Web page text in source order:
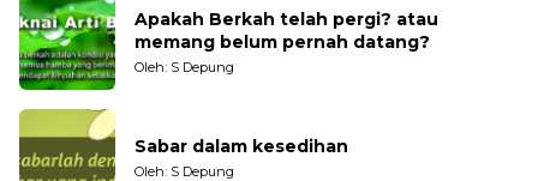
Apakah Berkah telah pergi? atau
memang belum pernah datang?
Oleh: S Depung
Sabar dalam kesedihan
Oleh: S Depung